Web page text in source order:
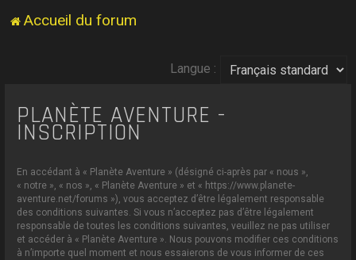
Accueil du forum
Langue :
PLANÈTE AVENTURE -
INSCRIPTION
En accédant à « Planète Aventure » (désigné ci-après par « nous »,
« notre », « nos », « Planète Aventure » et « https://www.planete-
aventure.net/forums »), vous acceptez d’être légalement responsable
des conditions suivantes. Si vous n’acceptez pas d’être légalement
responsable de toutes les conditions suivantes, veuillez ne pas utiliser
et accéder à « Planète Aventure ». Nous pouvons modifier ces conditions
à n’importe quel moment et nous essaierons de vous informer de ces